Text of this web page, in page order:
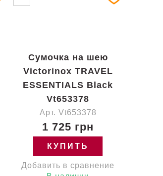
Сумочка на шею
Victorinox TRAVEL
ESSENTIALS Black
Vt653378
Арт. Vt653378
1 725 грн
КУПИТЬ
Добавить в сравнение